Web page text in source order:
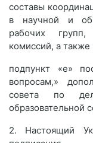
составы
в научной и
рабочих групп,
комиссий, а также
подпункт «е»
вопросам,»
совета по
образовательной
2. Настоящий